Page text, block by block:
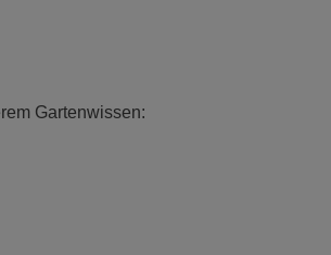
Gartenwissen: